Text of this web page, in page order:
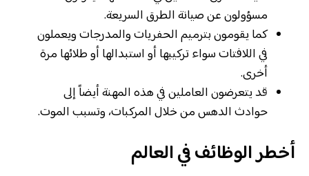
مسؤولون عن صيانة الطرق السريعة.
كما يقومون بترميم الحفريات والمدرجات ويعملون
في اللافتات سواء تركيبها أو استبدالها أو طلائها مرة
أخرى.
قد يتعرضون العاملين في هذه المهنة أيضاً إلى
حوادث الدهس من خلال المركبات، وتسبب الموت.
أخطر الوظائف في العالم